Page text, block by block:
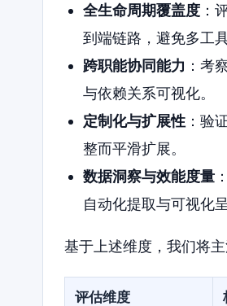
全生命周期覆盖度：
到端链路，避免多工具
跨职能协同能力 ：考
与依赖关系可视化。
定制化与扩展性：验
整而平滑扩展。
数据洞察与效能度量
自动化提取与可视化呈
基于上述维度，我们将
评估维度